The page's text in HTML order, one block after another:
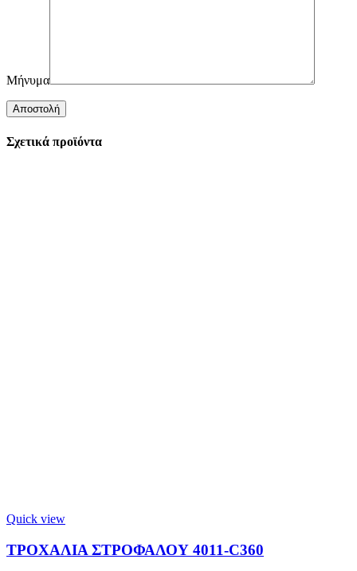
Μήνυμα
Σχετικά προϊόντα
Quick view
ΤΡΟΧΑΛΙΑ ΣΤΡΟΦΑΛΟΥ 4011-C360